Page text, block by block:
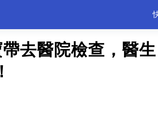
去醫院檢查，醫生